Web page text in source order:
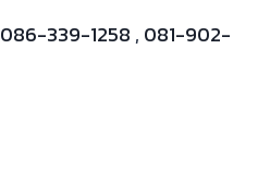
086-339-1258 , 081-902-